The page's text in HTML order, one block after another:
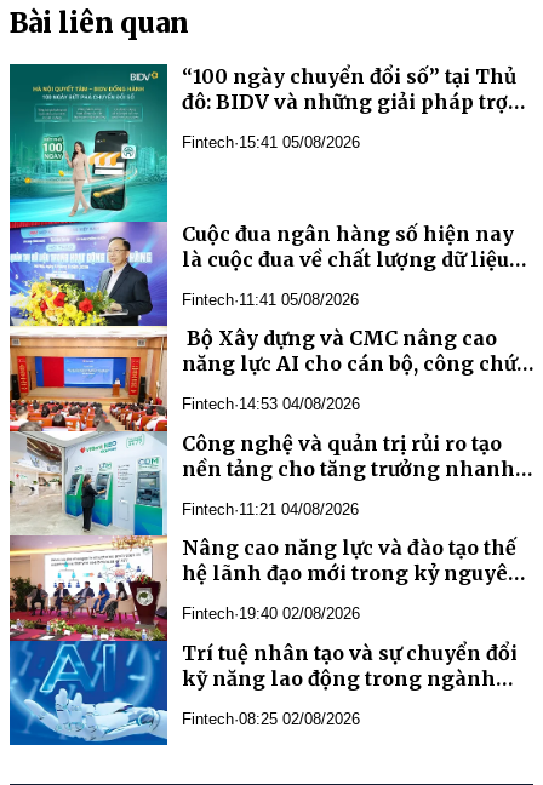
Bài liên quan
“100 ngày chuyển đổi số” tại Thủ
đô: BIDV và những giải pháp trợ
Fintech·15:41 05/08/2026
Cuộc đua ngân hàng số hiện nay
là cuộc đua về chất lượng dữ liệu
Fintech·11:41 05/08/2026
năng lực AI cho cán bộ, công chức
Fintech·14:53 04/08/2026
Công nghệ và quản trị rủi ro tạo
nền tảng cho tăng trưởng nhanh,
Fintech·11:21 04/08/2026
Nâng cao năng lực và đào tạo thế
hệ lãnh đạo mới trong kỷ nguyên
Fintech·19:40 02/08/2026
Trí tuệ nhân tạo và sự chuyển đổi
kỹ năng lao động trong ngành
Fintech·08:25 02/08/2026